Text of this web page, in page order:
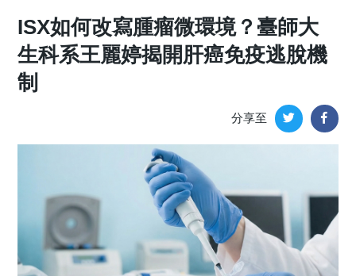
ISX如何改寫腫瘤微環境？臺師大
生科系王麗婷揭開肝癌免疫逃脫機
制
分享至